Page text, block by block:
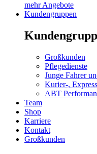
mehr Angebote
Kundengruppen
Großkunden
Pflegedienste
Junge Fahrer
Kurier-,
ABT
Team
Shop
Karriere
Kontakt
Großkunden